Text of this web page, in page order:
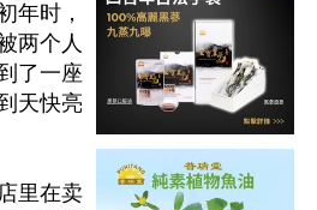
年时，
两个人
了一座
天快亮
里在卖